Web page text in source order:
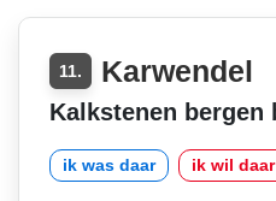
11. Karwendel
Kalkstenen bergen
ik was daar ik wil